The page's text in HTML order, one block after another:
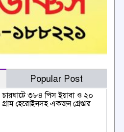
Popular Post
চারঘাটে ৩৮৪ পিস ইয়াবা ও ২০
গ্রাম হেরোইনসহ একজন গ্রেপ্তার